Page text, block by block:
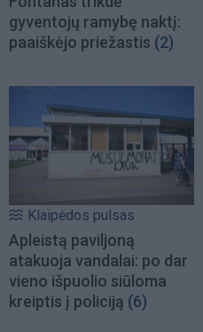
gyventojų ramybę naktį:
paaiškėjo priežastis (2)
Klaipėdos pulsas
Apleistą paviljoną
atakuoja vandalai: po dar
vieno išpuolio siūloma
kreiptis į policiją (6)